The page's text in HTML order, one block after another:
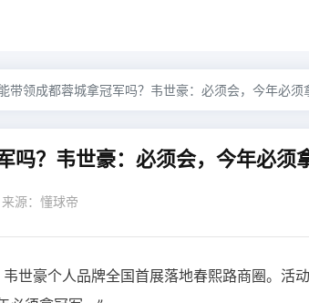
带领成都蓉城拿冠军吗？韦世豪：必须会，今年必须
吗？韦世豪：必须会，今年必须
源：懂球帝
世豪个人品牌全国首展落地春熙路商圈。活